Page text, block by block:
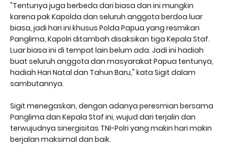
"Tentunya juga berbeda dari biasa dan ini mungkin
karena pak Kapolda dan seluruh anggota berdoa luar
biasa, jadi hari ini khusus Polda Papua yang resmikan
Panglima, Kapolri ditambah disaksikan tiga Kepala Staf.
Luar biasa ini di tempat lain belum ada. Jadi ini hadiah
buat seluruh anggota dan masyarakat Papua tentunya,
hadiah Hari Natal dan Tahun Baru," kata Sigit dalam
sambutannya.
Sigit menegaskan, dengan adanya peresmian bersama
Panglima dan Kepala Staf ini, wujud dari terjalin dan
terwujudnya sinergisitas TNI-Polri yang makin hari makin
berjalan maksimal dan baik.